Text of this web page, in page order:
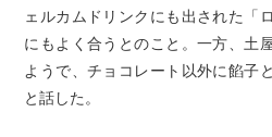
ェルカムドリンクにも出された「
にもよく合うとのこと。一方、土
ようで、チョコレート以外に餡子
と話した。